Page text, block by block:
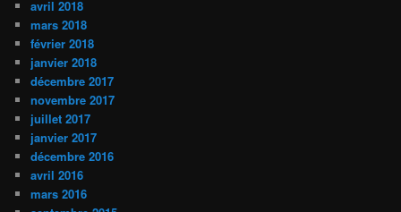
avril 2018
mars 2018
février 2018
janvier 2018
décembre 2017
novembre 2017
juillet 2017
janvier 2017
décembre 2016
avril 2016
mars 2016